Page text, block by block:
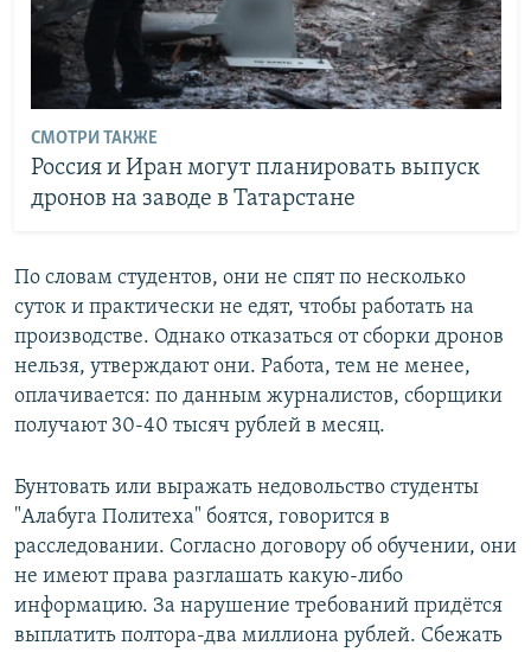
СМОТРИ ТАКЖЕ
Россия и Иран могут планировать выпуск
дронов на заводе в Татарстане
По словам студентов, они не спят по несколько
суток и практически не едят, чтобы работать на
производстве. Однако отказаться от сборки дронов
нельзя, утверждают они. Работа, тем не менее,
оплачивается: по данным журналистов, сборщики
получают 30-40 тысяч рублей в месяц.
Бунтовать или выражать недовольство студенты
"Алабуга Политеха" боятся, говорится в
расследовании. Согласно договору об обучении, они
не имеют права разглашать какую-либо
информацию. За нарушение требований придётся
выплатить полтора-два миллиона рублей. Сбежать